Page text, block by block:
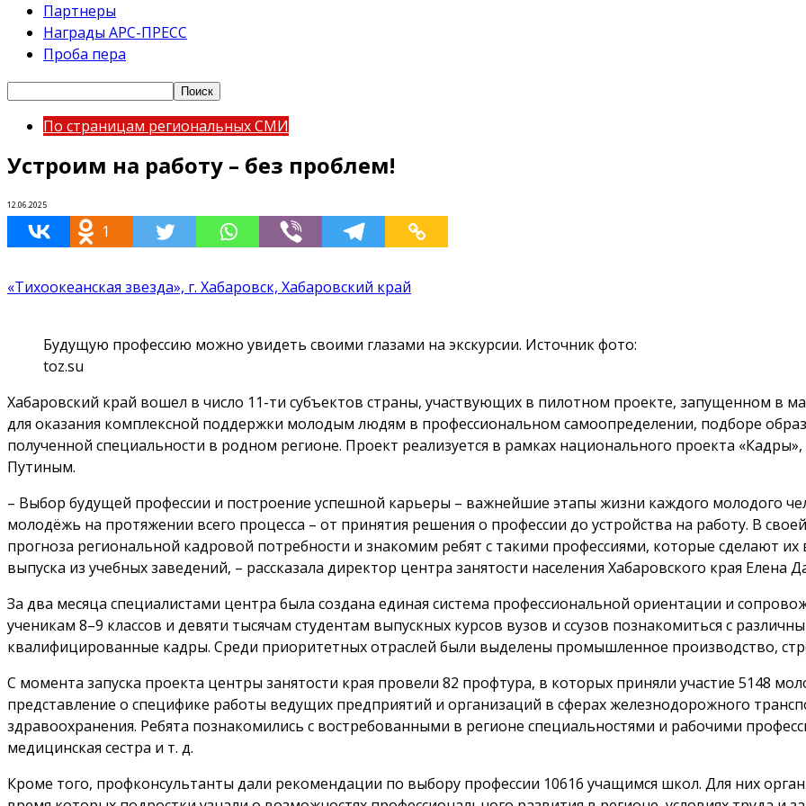
Партнеры
Награды АРС-ПРЕСС
Проба пера
По страницам региональных СМИ
Устроим на работу – без проблем!
12.06.2025
1
«Тихоокеанская звезда», г. Хабаровск, Хабаровский край
Будущую профессию можно увидеть своими глазами на экскурсии. Источник фото:
toz.su
Хабаровский край вошел в число 11-ти субъектов страны, участвующих в пилотном проекте, запущенном в
для оказания комплексной поддержки молодым людям в профессиональном самоопределении, подборе
полученной специальности в родном регионе. Проект реализуется в рамках национального проекта
Путиным.
– Выбор будущей профессии и построение успешной карьеры – важнейшие этапы жизни каждого молодого
молодёжь на протяжении всего процесса – от принятия решения о профессии до устройства на работу. В
прогноза региональной кадровой потребности и знакомим ребят с такими профессиями, которые сделают
выпуска из учебных заведений, – рассказала директор центра занятости населения Хабаровского края Елена
За два месяца специалистами центра была создана единая система профессиональной ориентации и
ученикам 8–9 классов и девяти тысячам студентам выпускных курсов вузов и ссузов познакомиться с
квалифицированные кадры. Среди приоритетных отраслей были выделены промышленное производство,
С момента запуска проекта центры занятости края провели 82 профтура, в которых приняли участие 5148
представление о специфике работы ведущих предприятий и организаций в сферах железнодорожного
здравоохранения. Ребята познакомились с востребованными в регионе специальностями и рабочими
медицинская сестра и т. д.
Кроме того, профконсультанты дали рекомендации по выбору профессии 10616 учащимся школ. Для них